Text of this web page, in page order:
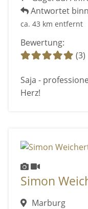
Antwortet
ca. 43 km entfernt
Bewertung:
(3)
Saja -
Herz!
Simon
Marburg